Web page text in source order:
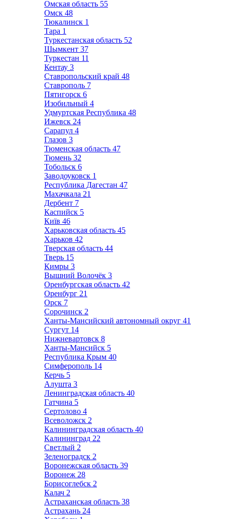
Омская область 55
Омск 48
Тюкалинск 1
Тара 1
Туркестанская область 52
Шымкент 37
Туркестан 11
Кентау 3
Ставропольский край 48
Ставрополь 7
Пятигорск 6
Изобильный 4
Удмуртская Республика 48
Ижевск 24
Сарапул 4
Глазов 3
Тюменская область 47
Тюмень 32
Тобольск 6
Заводоуковск 1
Республика Дагестан 47
Махачкала 21
Дербент 7
Каспийск 5
Київ 46
Харьковская область 45
Харьков 42
Тверская область 44
Тверь 15
Кимры 3
Вышний Волочёк 3
Оренбургская область 42
Оренбург 21
Орск 7
Сорочинск 2
Ханты-Мансийский автономный округ 41
Сургут 14
Нижневартовск 8
Ханты-Мансийск 5
Республика Крым 40
Симферополь 14
Керчь 5
Алушта 3
Ленинградская область 40
Гатчина 5
Сертолово 4
Всеволожск 2
Калининградская область 40
Калининград 22
Светлый 2
Зеленоградск 2
Воронежская область 39
Воронеж 28
Борисоглебск 2
Калач 2
Астраханская область 38
Астрахань 24